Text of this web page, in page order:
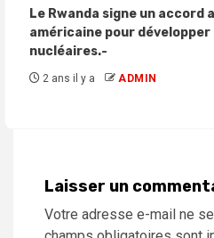
Le Rwanda signe un accord
américaine pour
nucléaires.-
2 ans il y a ADMIN
Laisser un
Votre adresse e-mail ne